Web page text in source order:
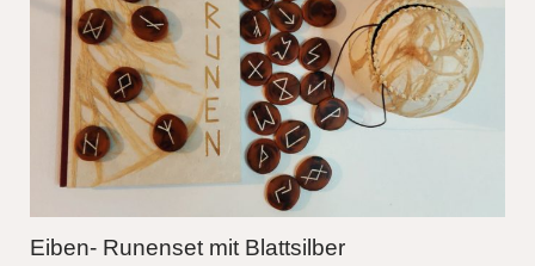
Eiben- Runenset mit Blattsilber